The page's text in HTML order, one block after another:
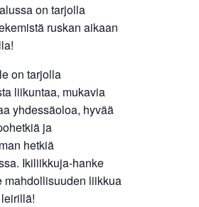
on tarjolla
ruskan aikaan
on tarjolla
liikuntaa, mukavia
yhdessäoloa, hyvää
ja
hetkiä
Ikiliikkuja-hanke
mahdollisuuden liikkua